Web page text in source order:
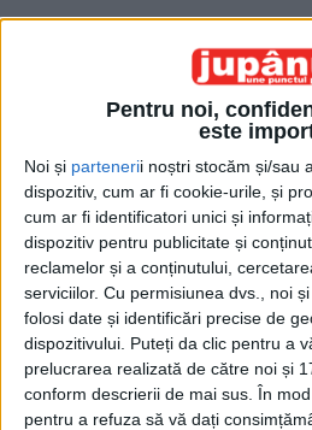
Pentru noi,
este
Noi și partenerii noștri stocăm și/sau
dispozitiv, cum ar fi cookie-urile, și
cum ar fi identificatori unici și
dispozitiv pentru publicitate și
reclamelor și a conținutului,
serviciilor. Cu permisiunea dvs., noi
folosi date și identificări precise de
dispozitivului. Puteți da clic pentru a
prelucrarea realizată de către noi și
conform descrierii de mai sus. În
pentru a refuza să vă dați
Acasă Etichete Suceava Blues
Etichetă: Suceava
Adumitroaie